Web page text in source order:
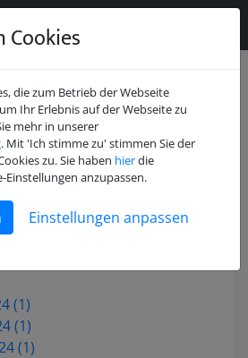
(3)
(1)
(1)
(1)
die zum Betrieb der Webseite
Ihr Erlebnis auf der Webseite zu
mehr in unserer
. Mit 'Ich stimme zu' stimmen Sie der
zu. Sie haben hierdie
Einstellungen anzupassen.
Einstellungen anpassen